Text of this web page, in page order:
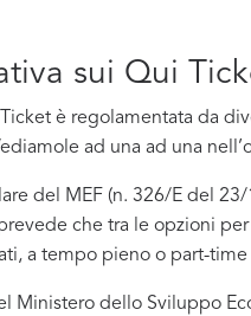
sui Qui
è regolamentata da
ad una ad una
del MEF (n. 326/E del
che tra le opzioni
a tempo pieno o part-
Ministero dello Sviluppo